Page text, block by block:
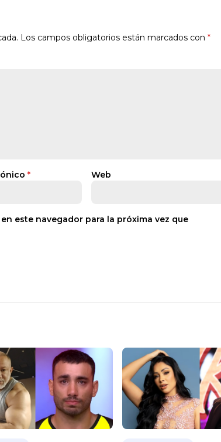
Los campos obligatorios están marcados con *
* Web
este navegador para la próxima vez que